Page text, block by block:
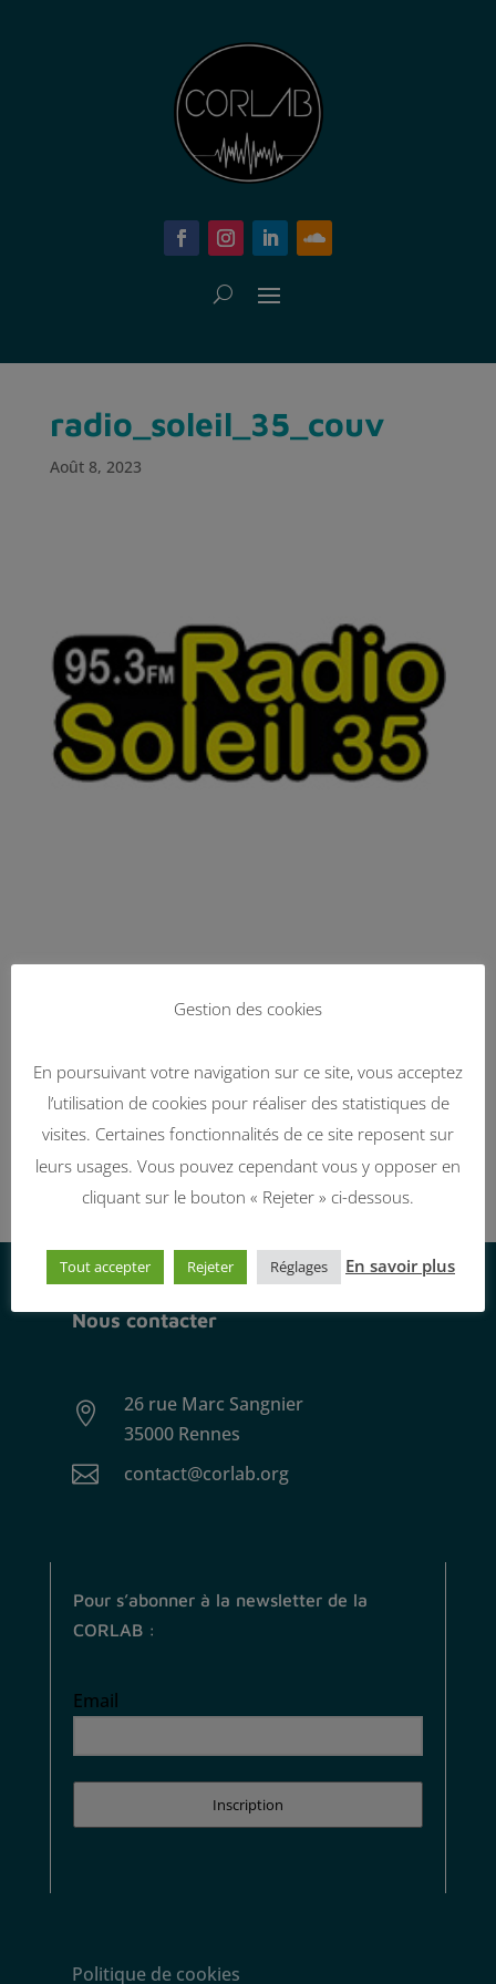
radio_soleil_35_couv
Août 8, 2023
Nous contacter

26 rue Marc Sangnier
35000 Rennes
 contact@corlab.org
Pour s’abonner à la newsletter de la
CORLAB :
Email
Inscription
Politique de cookies
Gestion des cookies
En poursuivant votre navigation sur ce site, vous acceptez
l’utilisation de cookies pour réaliser des statistiques de
visites. Certaines fonctionnalités de ce site reposent sur
leurs usages. Vous pouvez cependant vous y opposer en
cliquant sur le bouton « Rejeter » ci-dessous.
Tout accepter Rejeter Réglages En savoir plus